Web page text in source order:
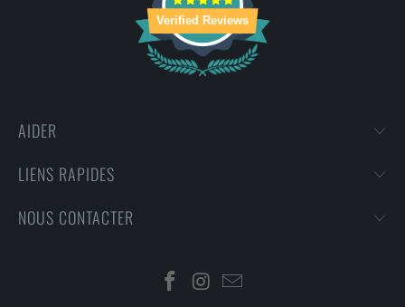
Verified Reviews
AIDER
LIENS RAPIDES
NOUS CONTACTER